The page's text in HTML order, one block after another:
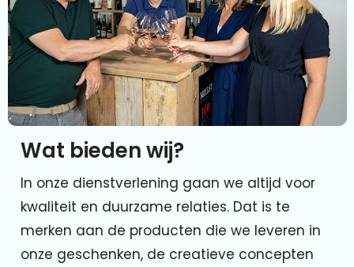
Wat bieden wij?
In onze dienstverlening gaan we altijd voor
kwaliteit en duurzame relaties. Dat is te
merken aan de producten die we leveren in
onze geschenken, de creatieve concepten